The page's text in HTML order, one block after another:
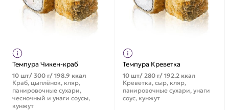
Темпура Чикен-краб
10 шт/ 300 г/ 198.9 ккал
Краб, цыплёнок, кляр,
панировочные сухари,
чесночный и унаги соусы,
кунжут
Темпура Креветка
10 шт/ 280 г/ 192.2 ккал
Креветка, сыр, кляр,
панировочные сухари, унаги
соус, кунжут